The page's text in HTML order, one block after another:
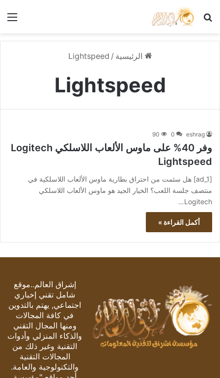
بحث عن
الرئيسية /
Lightspeed
Lightspeed
eshrag
0
90
وفر 40% على ماوس الألعاب اللاسلكي Logitech
Lightspeed
[ad_1] هل سئمت من احتراق بطارية ماوس الألعاب اللاسلكية في
منتصف جلسة اللعب؟ الخيار الجيد هو ماوس الألعاب اللاسلكي
Logitech…
أكمل القراءة »
إشراق العالم..موقع
شامل تقني إخباري
اجتماعي, يهتم بالتدوين
في كافة المجالات
ومنها المجال التقني
والذكاء المنزلي وأدوات
التقنية وغير ذلك من
المجالات التقنية
والتكنولوجية والعامة.